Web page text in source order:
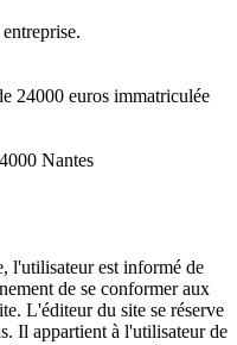
24000 euros immatriculée
Nantes
l'utilisateur est informé de
de se conformer aux
L'éditeur du site se réserve
Il appartient à l'utilisateur de